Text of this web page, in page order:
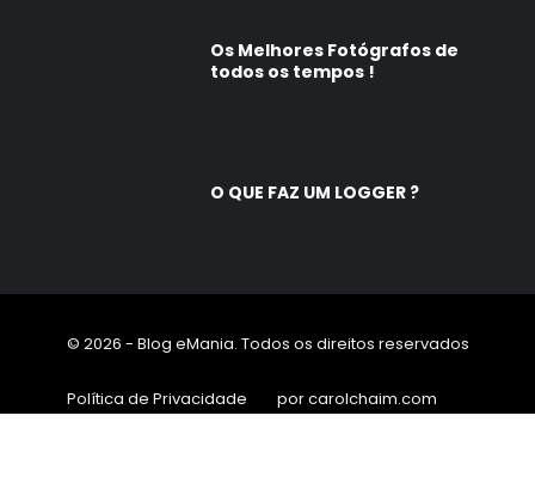
Os Melhores Fotógrafos de
todos os tempos !
O QUE FAZ UM LOGGER ?
© 2026 - Blog eMania. Todos os direitos reservados
Política de Privacidade por carolchaim.com